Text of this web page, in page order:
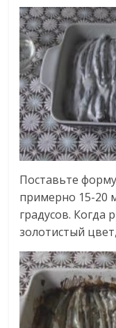
Поставьте
примерно 15-20
градусов. Когда
золотистый